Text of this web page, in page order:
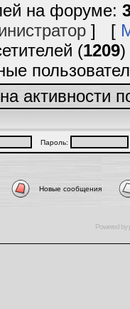
на форуме:
] [
(1209)
активности
Пароль:
Новые сообщения
Powered by